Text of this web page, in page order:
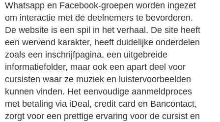
Whatsapp en Facebook-groepen worden ingezet
om interactie met de deelnemers te bevorderen.
De website is een spil in het verhaal. De site heeft
een wervend karakter, heeft duidelijke onderdelen
zoals een inschrijfpagina, een uitgebreide
informatiefolder, maar ook een apart deel voor
cursisten waar ze muziek en luistervoorbeelden
kunnen vinden. Het eenvoudige aanmeldproces
met betaling via iDeal, credit card en Bancontact,
zorgt voor een prettige ervaring voor de cursist en